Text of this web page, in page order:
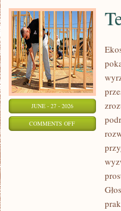
JUNE - 27 - 2026
COMMENTS OFFON
TECHNOLOGIE